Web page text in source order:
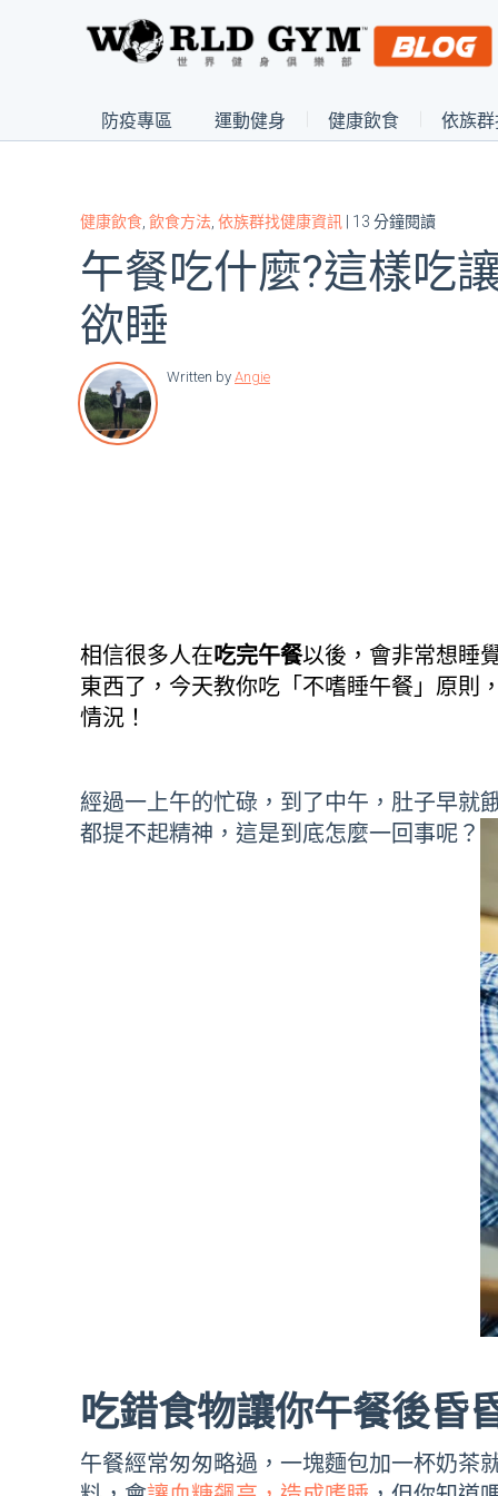
防疫專區 運動健身 健康飲食 依族
健康飲食 飲食方法 依族群找健康資訊 | 13 分鐘閱讀
午餐吃什麼?這樣吃
欲睡
Written by Angie
相信很多人在吃完午餐以後，會非常想睡
東西了，今天教你吃「不嗜睡午餐」原則
情況！
經過一上午的忙碌，到了中午，肚子早就
都提不起精神，這是到底怎麼一回事呢？
吃錯食物讓你午餐後昏
午餐經常匆匆略過，一塊麵包加一杯奶茶